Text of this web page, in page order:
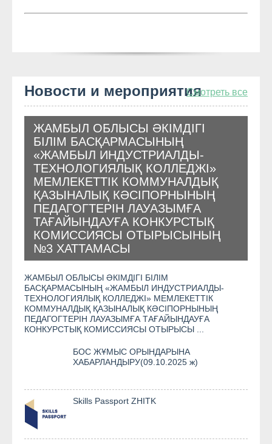
Новости и мероприятияСмотреть все
ЖАМБЫЛ ОБЛЫСЫ ӘКІМДІГІ
БІЛІМ БАСҚАРМАСЫНЫҢ
«ЖАМБЫЛ ИНДУСТРИАЛДЫ-
ТЕХНОЛОГИЯЛЫҚ КОЛЛЕДЖІ»
МЕМЛЕКЕТТІК КОММУНАЛДЫҚ
ҚАЗЫНАЛЫҚ КӘСІПОРНЫНЫҢ
ПЕДАГОГТЕРІН ЛАУАЗЫМҒА
ТАҒАЙЫНДАУҒА КОНКУРСТЫҚ
КОМИССИЯСЫ ОТЫРЫСЫНЫҢ
№3 ХАТТАМАСЫ
ЖАМБЫЛ ОБЛЫСЫ ӘКІМДІГІ БІЛІМ
БАСҚАРМАСЫНЫҢ «ЖАМБЫЛ ИНДУСТРИАЛДЫ-
ТЕХНОЛОГИЯЛЫҚ КОЛЛЕДЖІ» МЕМЛЕКЕТТІК
КОММУНАЛДЫҚ ҚАЗЫНАЛЫҚ КӘСІПОРНЫНЫҢ
ПЕДАГОГТЕРІН ЛАУАЗЫМҒА ТАҒАЙЫНДАУҒА
КОНКУРСТЫҚ КОМИССИЯСЫ ОТЫРЫСЫ ...
БОС ЖҰМЫС ОРЫНДАРЫНА
ХАБАРЛАНДЫРУ(09.10.2025 ж)
Skills Passport ZHITK